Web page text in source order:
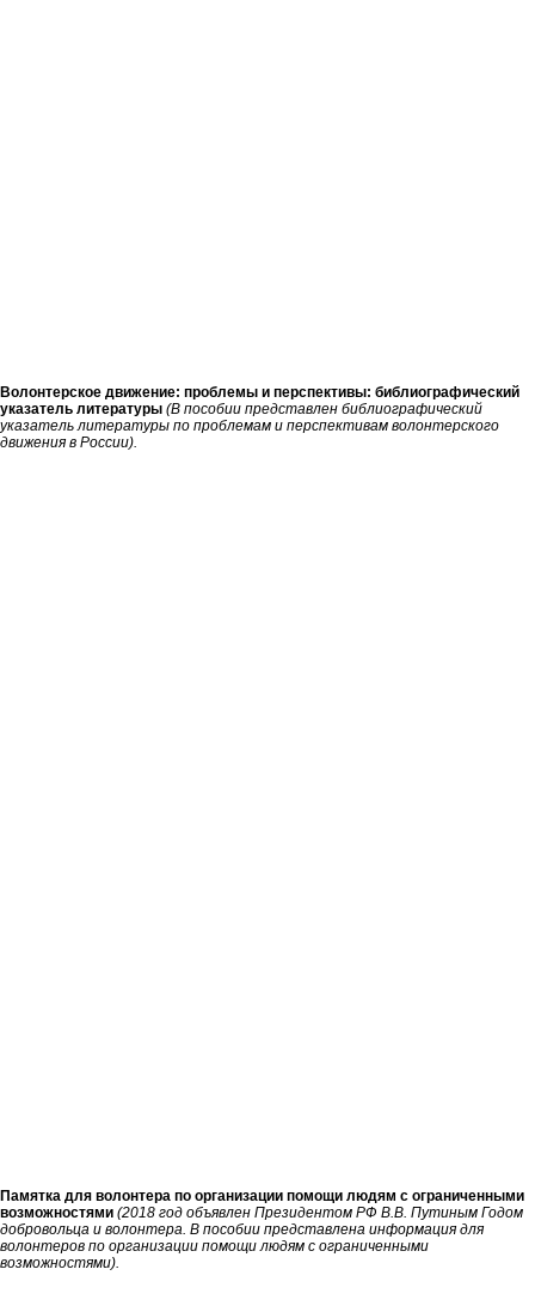
Волонтерское движение: проблемы и перспективы: библиографический
указатель литературы (В пособии представлен библиографический
указатель литературы по проблемам и перспективам волонтерского
движения в России).
Памятка для волонтера по организации помощи людям с ограниченными
возможностями (2018 год объявлен Президентом РФ В.В. Путиным Годом
добровольца и волонтера. В пособии представлена информация для
волонтеров по организации помощи людям с ограниченными
возможностями).